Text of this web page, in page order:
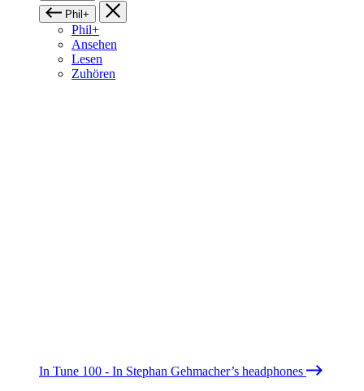
Phil+
Phil+
Ansehen
Lesen
Zuhören
In Tune 100 - In Stephan Gehmacher’s headphones